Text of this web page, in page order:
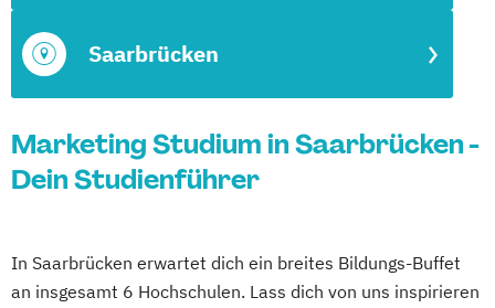
Saarbrücken
Marketing Studium in Saarbrücken -
Dein Studienführer
In Saarbrücken erwartet dich ein breites Bildungs-Buffet
an insgesamt 6 Hochschulen. Lass dich von uns inspirieren